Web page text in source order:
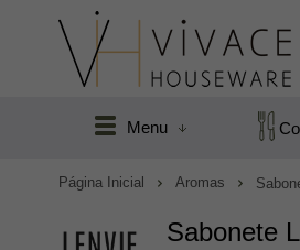
Menu
Página Inicial Aromas
Sabonete